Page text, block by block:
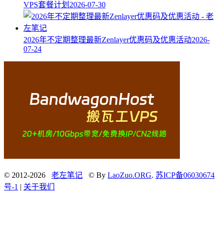
VPS套餐计划 2026-07-30
2026年不定期整理最新Zenlayer优惠码及优惠活动2026-
07-24
© 2012-2026 老左笔记 © By LaoZuo.ORG. 苏ICP备06030674
号-1 | 关于我们